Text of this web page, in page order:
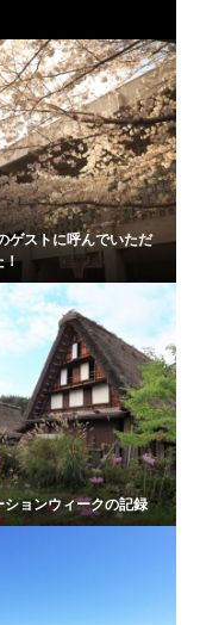
ゲストに呼んでいただ
！
ションウィークの記録